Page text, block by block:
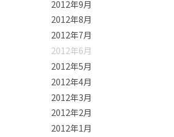
2012年9月
2012年8月
2012年7月
2012年6月
2012年5月
2012年4月
2012年3月
2012年2月
2012年1月